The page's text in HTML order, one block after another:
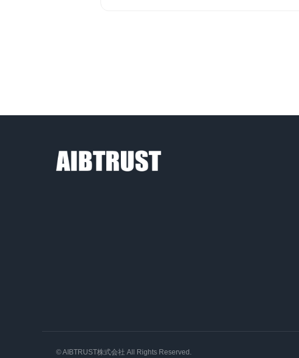
© AIBTRUST株式会社 All Rights Reserved.